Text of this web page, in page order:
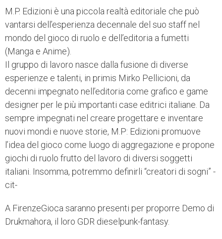
M.P. Edizioni è una piccola realtà editoriale che può
vantarsi dell’esperienza decennale del suo staff nel
mondo del gioco di ruolo e dell’editoria a fumetti
(Manga e Anime).
Il gruppo di lavoro nasce dalla fusione di diverse
esperienze e talenti, in primis Mirko Pellicioni, da
decenni impegnato nell’editoria come grafico e game
designer per le più importanti case editrici italiane. Da
sempre impegnati nel creare progettare e inventare
nuovi mondi e nuove storie, M.P: Edizioni promuove
l’idea del gioco come luogo di aggregazione e propone
giochi di ruolo frutto del lavoro di diversi soggetti
italiani. Insomma, potremmo definirli “creatori di sogni” -
cit-
A FirenzeGioca saranno presenti per proporre Demo di
Drukmahora, il loro GDR dieselpunk-fantasy.